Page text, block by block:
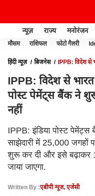
न्यूज़ राज्य मनोरंजन
मौसम राशिफल फोटो गैलरी
हिंदी न्यूज़ बिजनेस
IPPB: विदेश से
IPPB: विदेश से
पोस्ट पेमेंट्स बैंक ने शुरू
नहीं
IPPB: इंडिया पोस्ट पेमेंट्स
साझेदारी में 25,000 जगहों
शुरू कर दी और इसे बढ़ाकर
जाया जाएगा.
Written By :एबीपी न्यूज, एजेंसी